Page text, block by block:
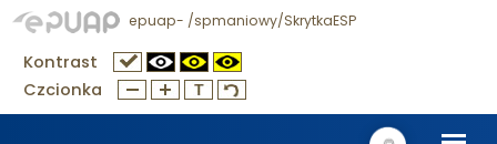
epuap- /spmaniowy/SkrytkaESP
Kontrast
Czcionka